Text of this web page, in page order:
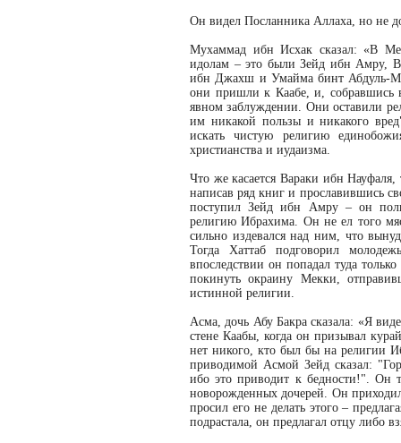
Он видел Посланника Аллаха, но не
Мухаммад ибн Исхак сказал: «В
идолам – это были Зейд ибн Амру,
ибн Джахш и Умайма бинт Абдуль-
они пришли к Каабе, и, собравшись
явном заблуждении. Они оставили
им никакой пользы и никакого
искать чистую религию
христианства и иудаизма.
Что же касается Вараки ибн
написав ряд книг и прославившись
поступил Зейд ибн Амру – он
религию Ибрахима. Он не ел того
сильно издевался над ним, что
Тогда Хаттаб подговорил
впоследствии он попадал туда
покинуть окраину Мекки,
истинной религии.
Асма, дочь Абу Бакра сказала: «Я
стене Каабы, когда он призывал
нет никого, кто был бы на религии
приводимой Асмой Зейд сказал:
ибо это приводит к бедности!". Он
новорожденных дочерей. Он
просил его не делать этого –
подрастала, он предлагал отцу либо